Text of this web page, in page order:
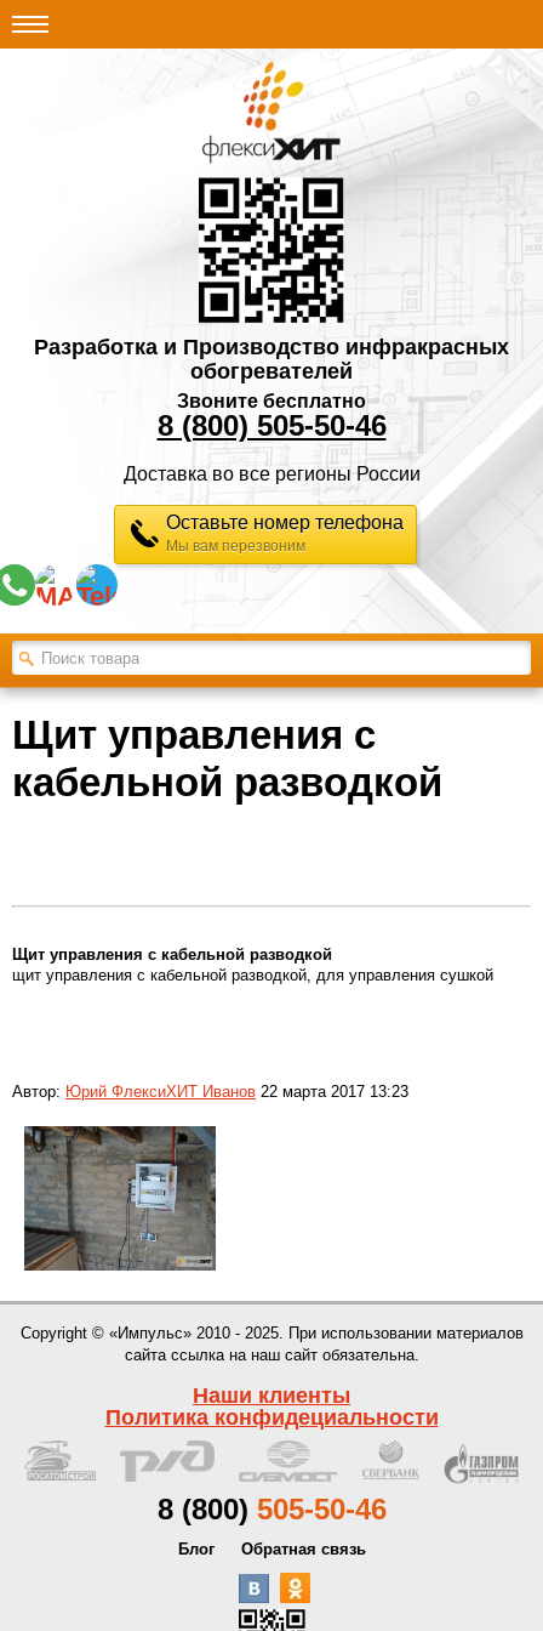
Разработка и Производство инфракрасных
обогревателей
Звоните бесплатно
8 (800) 505-50-46
Доставка во все регионы России
Оставьте номер телефона
Мы вам перезвоним
Щит управления с
кабельной разводкой
Щит управления с кабельной разводкой
щит управления с кабельной разводкой, для управления сушкой
Автор: Юрий ФлексиХИТ Иванов 22 марта 2017 13:23
Copyright © «Импульс» 2010 - 2025. При использовании материалов
сайта ссылка на наш сайт обязательна.
Наши клиенты
Политика конфидециальности
8 (800) 505-50-46
Блог Обратная связь